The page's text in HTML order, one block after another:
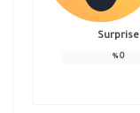
Surprise
0
%